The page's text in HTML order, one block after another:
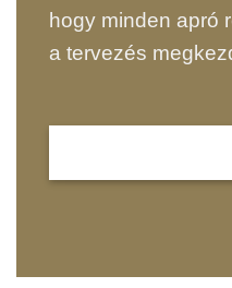
hogy minden apró
a tervezés